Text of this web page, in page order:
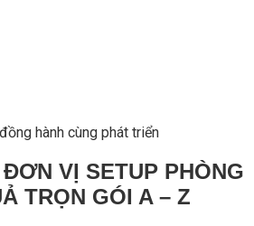
hành cùng phát triển
VỊ SETUP PHÒNG
TRỌN GÓI A – Z